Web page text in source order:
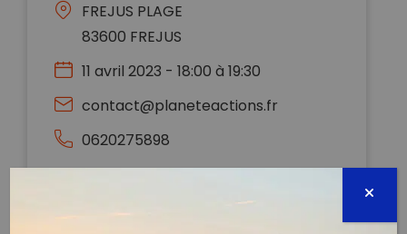
FREJUS PLAGE
83600 FREJUS
11 avril 2023 - 18:00 à 19:30
contact@planeteactions.fr
0620275898